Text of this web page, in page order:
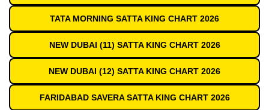
TATA MORNING SATTA KING CHART 2026
NEW DUBAI (11) SATTA KING CHART 2026
NEW DUBAI (12) SATTA KING CHART 2026
FARIDABAD SAVERA SATTA KING CHART 2026